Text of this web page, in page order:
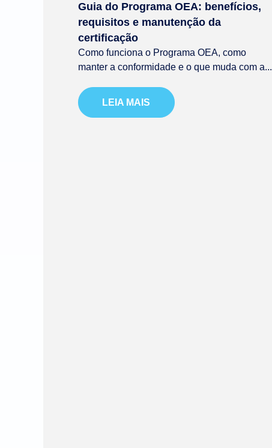
Guia do Programa OEA: benefícios,
requisitos e manutenção da
certificação
Como funciona o Programa OEA, como
manter a conformidade e o que muda com a...
LEIA MAIS